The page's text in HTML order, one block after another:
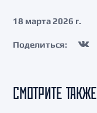
18 марта 2026 г.
Поделиться:
СМОТРИТЕ ТАКЖЕ